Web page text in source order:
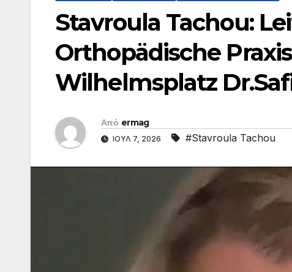
Stavroula Tachou:
Orthopädische
Wilhelmsplatz
Από ermag
ΙΟΎΛ 7, 2026 #Stavroula Tachou